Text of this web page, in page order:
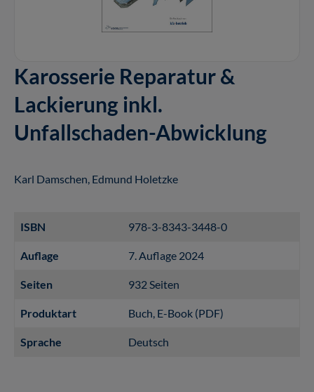
Karosserie Reparatur &
Lackierung inkl.
Unfallschaden-Abwicklung
Karl Damschen, Edmund Holetzke
ISBN 978-3-8343-3448-0
Auflage 7. Auflage 2024
Seiten 932 Seiten
Produktart Buch , E-Book (PDF)
Sprache Deutsch